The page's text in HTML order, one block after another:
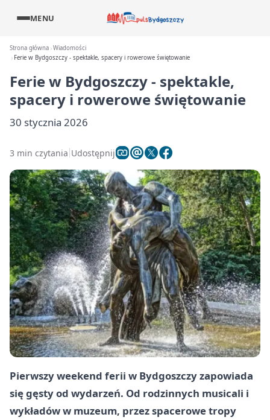
MENU
Strona główna Wiadomości
Ferie w Bydgoszczy - spektakle, spacery i rowerowe świętowanie
Ferie w Bydgoszczy - spektakle,
spacery i rowerowe świętowanie
30 stycznia 2026
3 min czytania Udostępnij
Pierwszy weekend ferii w Bydgoszczy zapowiada
się gęsty od wydarzeń. Od rodzinnych musicali i
wykładów w muzeum, przez spacerowe tropy